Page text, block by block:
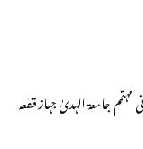
جامعۃ الہدیٰ جہاز قطعہ